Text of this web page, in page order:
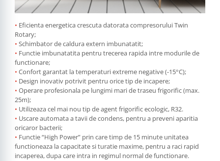
• Eficienta energetica crescuta datorata compresorului Twin
Rotary;
• Schimbator de caldura extern imbunatatit;
• Functie imbunatatita pentru trecerea rapida intre modurile de
functionare;
• Confort garantat la temperaturi extreme negative (-15°C);
• Design inovativ potrivit pentru orice tip de incapere;
• Operare profesionala pe lungimi mari de traseu frigorific (max.
25m);
• Utilizeaza cel mai nou tip de agent frigorific ecologic, R32.
• Uscare automata a tavii de condens, pentru a preveni aparitia
oricaror bacterii;
• Functie “High Power” prin care timp de 15 minute unitatea
functioneaza la capacitate si turatie maxime, pentru a raci rapid
incaperea, dupa care intra in regimul normal de functionare.